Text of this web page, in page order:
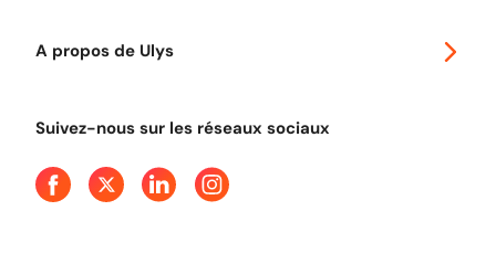
A propos de Ulys
Presse
Suivez-nous sur les réseaux sociaux